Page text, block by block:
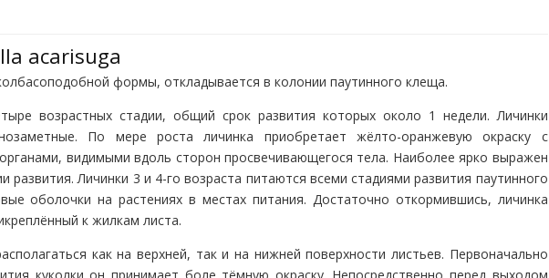
acarisuga
формы, откладывается в колонии паутинного клеща.
возрастных стадии, общий срок развития которых около 1 недели. Личинки
По мере роста личинка приобретает жёлто-оранжевую окраску с
видимыми вдоль сторон просвечивающегося тела. Наиболее ярко выражен
развития. Личинки 3 и 4-го возраста питаются всеми стадиями развития паутинного
оболочки на растениях в местах питания. Достаточно откормившись, личинка
к жилкам листа.
как на верхней, так и на нижней поверхности листьев. Первоначально